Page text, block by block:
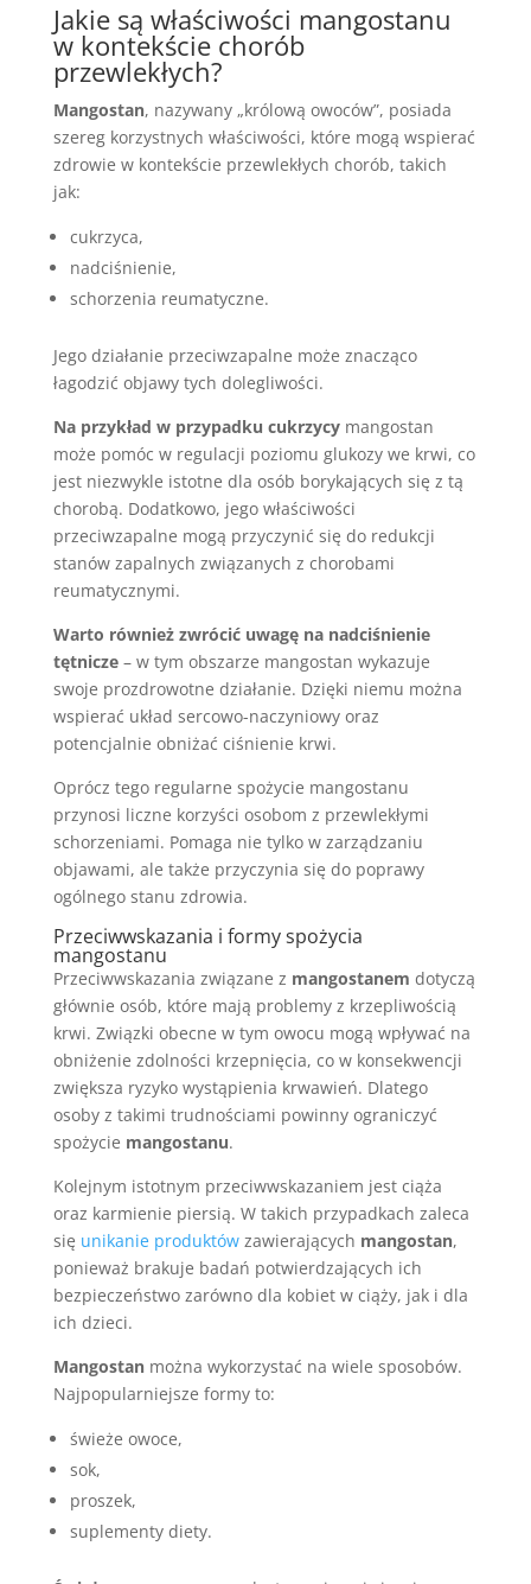
Jakie są właściwości mangostanu
w kontekście chorób
przewlekłych?
Mangostan, nazywany „królową owoców”, posiada
szereg korzystnych właściwości, które mogą wspierać
zdrowie w kontekście przewlekłych chorób, takich
jak:
cukrzyca,
nadciśnienie,
schorzenia reumatyczne.
Jego działanie przeciwzapalne może znacząco
łagodzić objawy tych dolegliwości.
Na przykład w przypadku cukrzycymangostan
może pomóc w regulacji poziomu glukozy we krwi, co
jest niezwykle istotne dla osób borykających się z tą
chorobą. Dodatkowo, jego właściwości
przeciwzapalne mogą przyczynić się do redukcji
stanów zapalnych związanych z chorobami
reumatycznymi.
Warto również zwrócić uwagę na nadciśnienie
tętnicze– w tym obszarze mangostan wykazuje
swoje prozdrowotne działanie. Dzięki niemu można
wspierać układ sercowo-naczyniowy oraz
potencjalnie obniżać ciśnienie krwi.
Oprócz tego regularne spożycie mangostanu
przynosi liczne korzyści osobom z przewlekłymi
schorzeniami. Pomaga nie tylko w zarządzaniu
objawami, ale także przyczynia się do poprawy
ogólnego stanu zdrowia.
Przeciwwskazania i formy spożycia
mangostanu
Przeciwwskazania związane z mangostanem dotyczą
głównie osób, które mają problemy z krzepliwością
krwi. Związki obecne w tym owocu mogą wpływać na
obniżenie zdolności krzepnięcia, co w konsekwencji
zwiększa ryzyko wystąpienia krwawień. Dlatego
osoby z takimi trudnościami powinny ograniczyć
spożycie mangostanu.
Kolejnym istotnym przeciwwskazaniem jest ciąża
oraz karmienie piersią. W takich przypadkach zaleca
się unikanie produktówzawierających mangostan,
ponieważ brakuje badań potwierdzających ich
bezpieczeństwo zarówno dla kobiet w ciąży, jak i dla
ich dzieci.
Mangostanmożna wykorzystać na wiele sposobów.
Najpopularniejsze formy to:
świeże owoce,
sok,
proszek,
suplementy diety.